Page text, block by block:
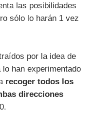
las posibilidades
sólo lo harán 1 vez
por la idea de
han experimentado
recoger todos los
direcciones